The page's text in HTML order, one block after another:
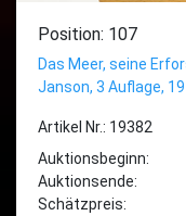
Position: 107
Das Meer, seine
Janson, 3 Auflage,
Artikel Nr.: 19382
Auktionsbeginn:
Auktionsende:
Schätzpreis: